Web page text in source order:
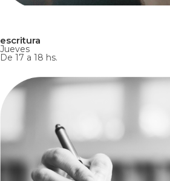
escritura
Jueves
De 17 a 18 hs.